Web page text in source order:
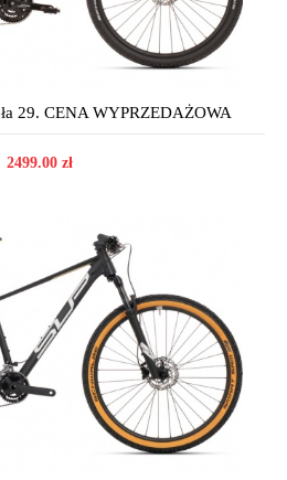
29. CENA WYPRZEDAŻOWA
2499.00 zł